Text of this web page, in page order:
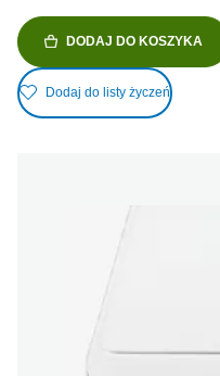
DODAJ DO KOSZYKA
Dodaj do listy życzeń